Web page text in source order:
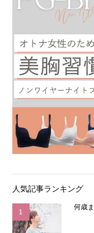
人気記事ランキング
1
何歳